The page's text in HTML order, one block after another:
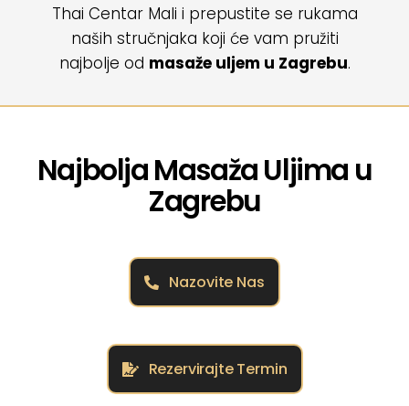
Thai Centar Mali i prepustite se rukama
naših stručnjaka koji će vam pružiti
najbolje od masaže uljem u Zagrebu.
Najbolja Masaža Uljima u
Zagrebu
Nazovite Nas
Rezervirajte Termin